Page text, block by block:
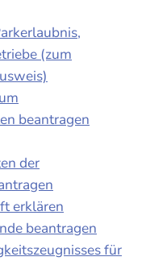
(zum
beantragen
der
erklären
beantragen
für